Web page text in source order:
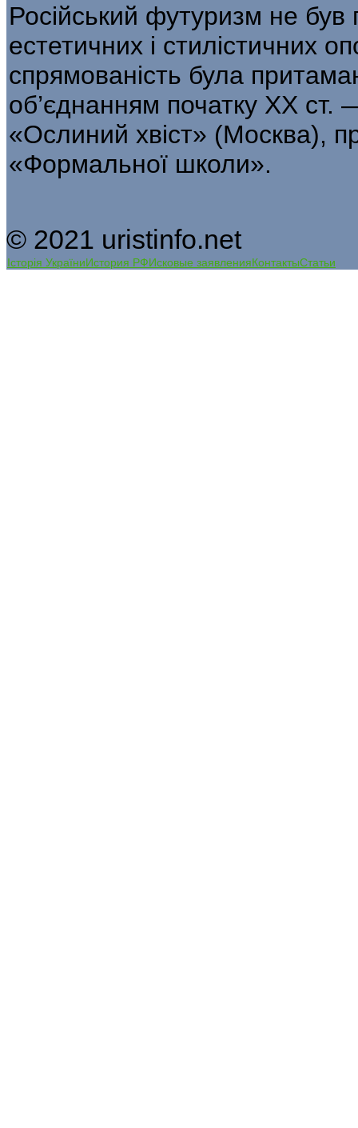
Російський футуризм не
естетичних і стилістичних
спрямованість була
об’єднанням початку XX
«Ослиний хвіст» (Москва),
«Формальної школи».
© 2021 uristinfo.net
Історія УкраїниИстория РФИсковые заявленияКонтактыСтатьи